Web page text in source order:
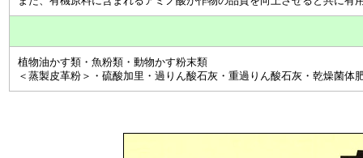
植物油かす類・魚粉類・動物かす粉末類
＜蒸製皮革粉＞・硫酸加里・過りん酸石灰・重過りん酸石灰・乾燥菌体